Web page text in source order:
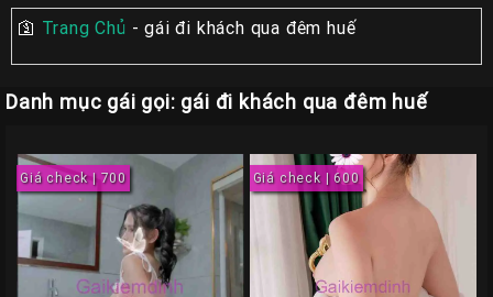
Hệ
Đăng
Bài
Gái
🛐 Trang Chủ -gái đi khách qua đêm huế
Danh mục gái gọi: gái đi khách qua đêm huế
Giá check | 700 Giá check | 600